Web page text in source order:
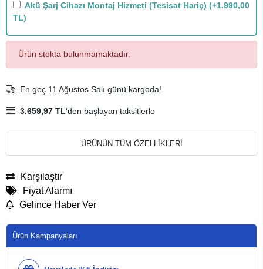
Akü Şarj Cihazı Montaj Hizmeti (Tesisat Hariç) (+1.990,00
TL)
Ürün stokta bulunmamaktadır.
En geç 11 Ağustos Salı günü kargoda!
3.659,97 TL'den başlayan taksitlerle
ÜRÜNÜN TÜM ÖZELLİKLERİ
Karşılaştır
Fiyat Alarmı
Gelince Haber Ver
Ürün Kampanyaları